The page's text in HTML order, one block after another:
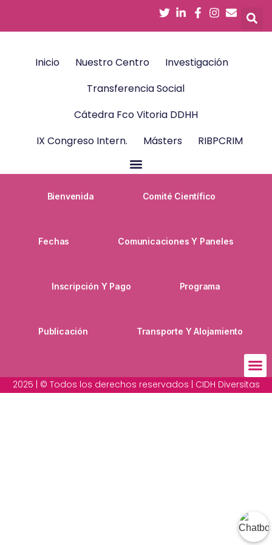
Inicio Nuestro Centro
Investigación
Transferencia Social
Cátedra Fco Vitoria DDHH
IX Congreso Intern.
Másters RIBPCRIM
Bienvenida Comité Científico
Fechas Comunicaciones Y Paneles
Inscripción Y Pago Programa
Publicación Transporte Y Alojamiento
2025 | © Todos los derechos reservados | CIDH Diversitas